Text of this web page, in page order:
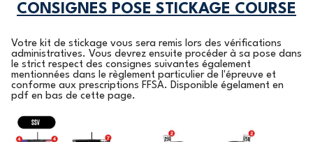
CONSIGNES POSE STICKAGE COURSE
Votre kit de stickage vous sera remis lors des vérifications
administratives. Vous devrez ensuite procéder à sa pose dans
le strict respect des consignes suivantes également
mentionnées dans le règlement particulier de l'épreuve et
conforme aux prescriptions FFSA. Disponible égelament en
pdf en bas de cette page.